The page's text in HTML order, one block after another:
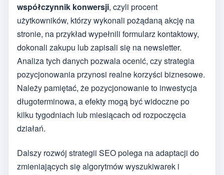
współczynnik konwersji, czyli procent
użytkowników, którzy wykonali pożądaną akcję na
stronie, na przykład wypełnili formularz kontaktowy,
dokonali zakupu lub zapisali się na newsletter.
Analiza tych danych pozwala ocenić, czy strategia
pozycjonowania przynosi realne korzyści biznesowe.
Należy pamiętać, że pozycjonowanie to inwestycja
długoterminowa, a efekty mogą być widoczne po
kilku tygodniach lub miesiącach od rozpoczęcia
działań.
Dalszy rozwój strategii SEO polega na adaptacji do
zmieniających się algorytmów wyszukiwarek i